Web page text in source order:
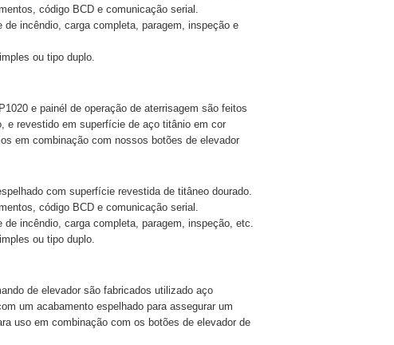
código BCD e comunicação serial.
de incêndio, carga completa, paragem, inspeção e
ou tipo duplo.
e painél de operação de aterrisagem são feitos
e revestido em superfície de aço titânio em cor
em combinação com nossos botões de elevador
com superfície revestida de titâneo dourado.
código BCD e comunicação serial.
de incêndio, carga completa, paragem, inspeção, etc.
ou tipo duplo.
de elevador são fabricados utilizado aço
um acabamento espelhado para assegurar um
uso em combinação com os botões de elevador de